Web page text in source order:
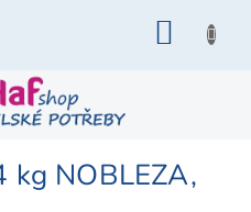
kg NOBLEZA,